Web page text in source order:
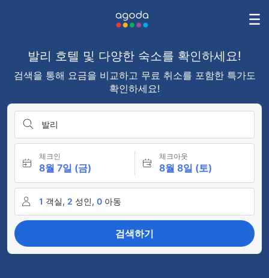
발리 호텔 및 다양한 숙소를 확인하세요!
검색을 통해 요금을 비교하고 무료 취소를 포함한 특가도
확인하세요!
발리
체크인
8월 7일 (금)
체크아웃
8월 8일 (토)
1 객실, 2 성인, 0 아동
검색하기